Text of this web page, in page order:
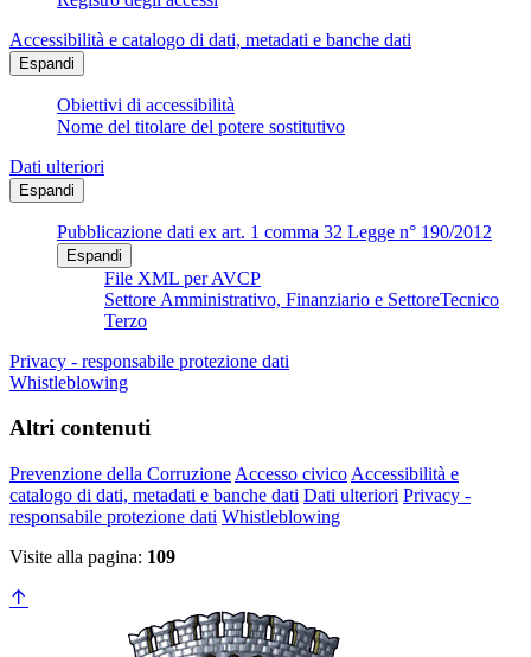
Accessibilità e catalogo di dati, metadati e banche dati
Espandi
Obiettivi di accessibilità
Nome del titolare del potere sostitutivo
Dati ulteriori
Espandi
Pubblicazione dati ex art. 1 comma 32 Legge n° 190/2012
Espandi
File XML per AVCP
Settore Amministrativo, Finanziario e SettoreTecnico
Terzo
Privacy - responsabile protezione dati
Whistleblowing
Altri contenuti
Prevenzione della Corruzione Accesso civico Accessibilità e
catalogo di dati, metadati e banche dati Dati ulteriori Privacy -
responsabile protezione dati Whistleblowing
Visite alla pagina: 109